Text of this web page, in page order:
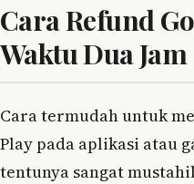
Cara Refund
Waktu Dua Jam
Cara termudah untuk
Play pada aplikasi atau
tentunya sangat